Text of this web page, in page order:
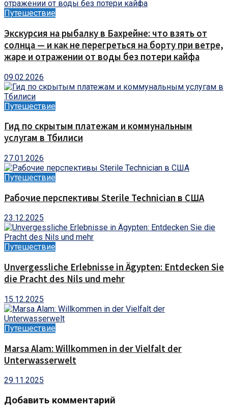
Путешествие
Экскурсия на рыбалку в Бахрейне: что взять от
солнца — и как не перегреться на борту при ветре,
жаре и отражении от воды без потери кайфа
09.02.2026
Путешествие
Гид по скрытым платежам и коммунальным
услугам в Тбилиси
27.01.2026
Путешествие
Рабочие перспективы Sterile Technician в США
23.12.2025
Путешествие
Unvergessliche Erlebnisse in Ägypten: Entdecken Sie
die Pracht des Nils und mehr
15.12.2025
Путешествие
Marsa Alam: Willkommen in der Vielfalt der
Unterwasserwelt
29.11.2025
Добавить комментарий